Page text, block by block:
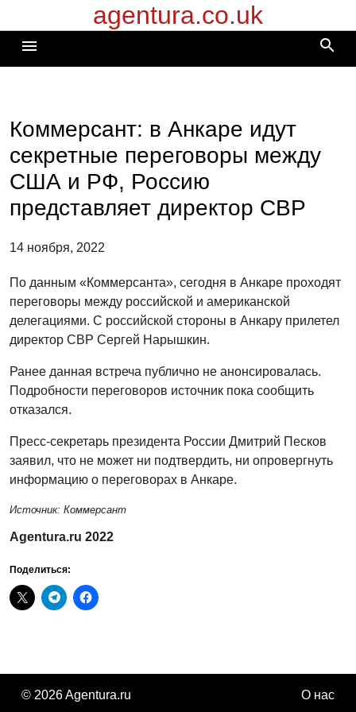
к
содержимому
agentura.co.uk
menu search
Коммерсант: в Анкаре идут
секретные переговоры между
США и РФ, Россию
представляет директор СВР
14 ноября, 2022
По данным «Коммерсанта», сегодня в Анкаре проходят
переговоры между российской и американской
делегациями. С российской стороны в Анкару прилетел
директор СВР Сергей Нарышкин.
Ранее данная встреча публично не анонсировалась.
Подробности переговоров источник пока сообщить
отказался.
Пресс-секретарь президента России Дмитрий Песков
заявил, что не может ни подтвердить, ни опровергнуть
информацию о переговорах в Анкаре.
Источник: Коммерсант
Agentura.ru 2022
Поделиться:
© 2026 Agentura.ru О нас